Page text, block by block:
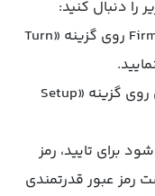
را دنبال کنید:
در پنجره Firmware Password Utility روی گزینه «Turn
پسورد مک را وارد کرده و سپس روی گزینه «Setup
برای تایید، رمز
رمز عبور قدرتمندی